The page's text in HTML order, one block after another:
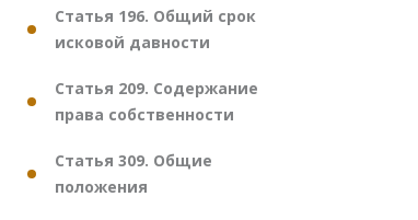
Статья 196. Общий срок
исковой давности
Статья 209. Содержание
права собственности
Статья 309. Общие
положения